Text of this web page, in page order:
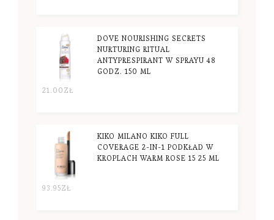
DOVE NOURISHING SECRETS
NURTURING RITUAL
ANTYPRESPIRANT W SPRAYU 48
GODZ. 150 ML
21.00 ZŁ
KIKO MILANO KIKO FULL
COVERAGE 2-IN-1 PODKŁAD W
KROPLACH WARM ROSE 15 25 ML
93.95ZŁ